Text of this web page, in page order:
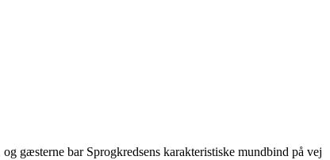
gæsterne bar Sprogkredsens karakteristiske mundbind på vej